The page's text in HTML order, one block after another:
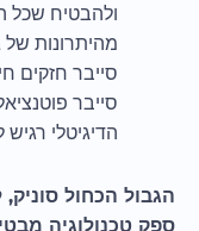
ולהבטיח שכל
מהיתרונות של
סייבר חזקים
סייבר
הדיגיטלי רגיש
הגבול הכחול
ספק טכנולוגיה